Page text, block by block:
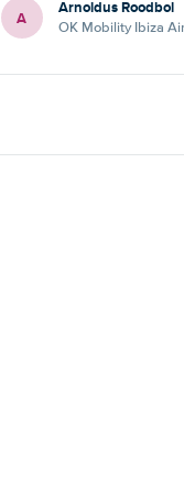
A Arnoldus Roodbol
OK Mobility Ibiza